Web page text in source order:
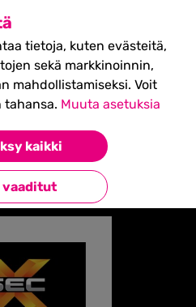
tietoja, kuten evästeitä,
sekä markkinoinnin,
mahdollistamiseksi. Voit
tahansa. Muuta asetuksia
kaikki
vaaditut
Festival
- liput
>>
Group
Takaisin kumppaneihin